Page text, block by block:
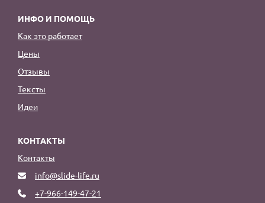
ИНФО И ПОМОЩЬ
Как это работает
Цены
Отзывы
Тексты
Идеи
КОНТАКТЫ
Контакты
info@slide-life.ru
+7-966-149-47-21